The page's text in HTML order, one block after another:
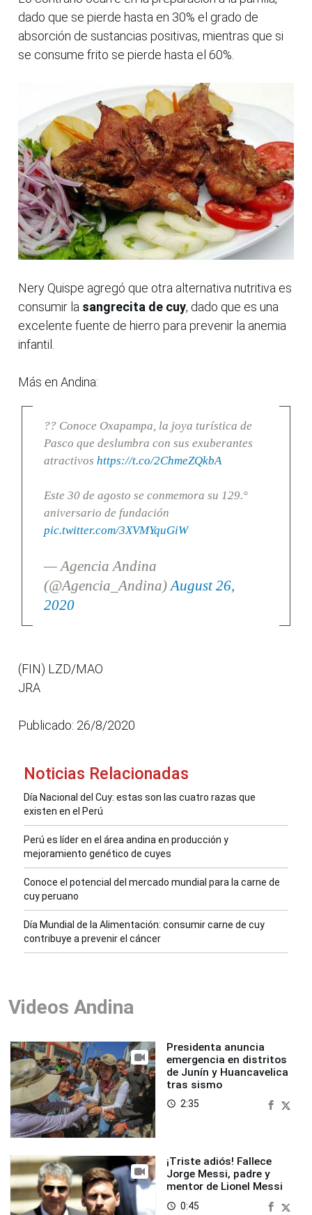
dado que se pierde hasta en 30% el grado de
absorción de sustancias positivas, mientras que si
se consume frito se pierde hasta el 60%.
Nery Quispe agregó que otra alternativa nutritiva es
consumir la sangrecita de cuy, dado que es una
excelente fuente de hierro para prevenir la anemia
infantil.
Más en Andina:
?? Conoce Oxapampa, la joya turística de
Pasco que deslumbra con sus exuberantes
atractivos https://t.co/2ChmeZQkbA
Este 30 de agosto se conmemora su 129.°
aniversario de fundación
pic.twitter.com/3XVMYquGiW
— Agencia Andina
(@Agencia_Andina)August 26,
2020
(FIN) LZD/MAO
JRA
Publicado: 26/8/2020
Noticias Relacionadas
Día Nacional del Cuy: estas son las cuatro razas que
existen en el Perú
Perú es líder en el área andina en producción y
mejoramiento genético de cuyes
Conoce el potencial del mercado mundial para la carne de
cuy peruano
Día Mundial de la Alimentación: consumir carne de cuy
contribuye a prevenir el cáncer
Videos Andina
Presidenta anuncia
emergencia en distritos
de Junín y Huancavelica
tras sismo
access_time 2:35
¡Triste adiós! Fallece
Jorge Messi, padre y
mentor de Lionel Messi
access_time 0:45